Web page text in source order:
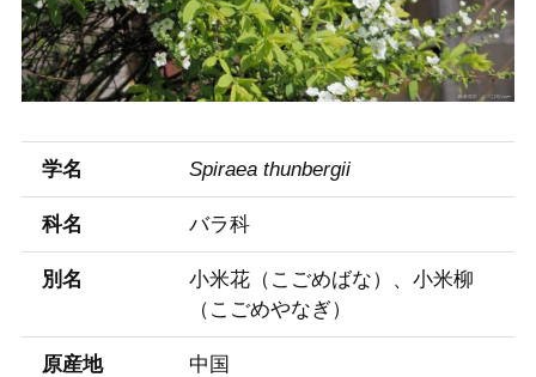
学名 Spiraea thunbergii
科名 バラ科
別名
小米花（こごめばな）、小米柳
（こごめやなぎ）
原産地 中国